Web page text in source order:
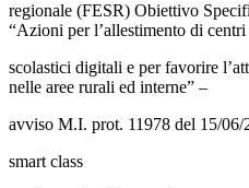
regionale (FESR) Obiettivo
“Azioni per l’allestimento di centri
scolastici digitali e per favorire
nelle aree rurali ed interne” –
avviso M.I. prot. 11978 del 15/06/
smart class